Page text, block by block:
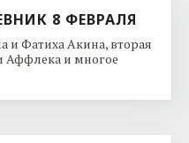
8 ФЕВРАЛЯ
и Фатиха Акина, вторая
Аффлека и многое